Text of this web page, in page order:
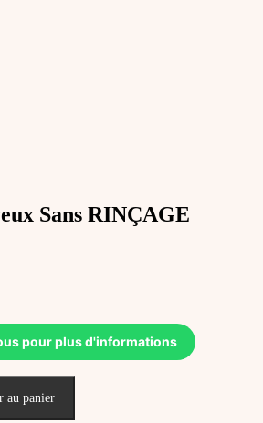
Sans RINÇAGE
pour plus d'informations
au panier